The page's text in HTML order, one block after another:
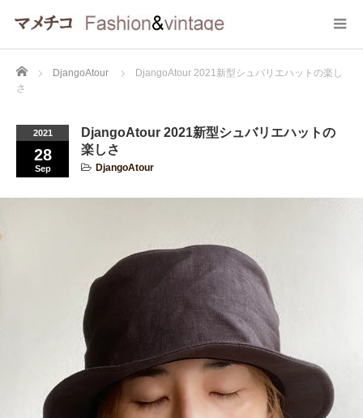
Home DjangoAtour
DjangoAtour 2021新型シュバリエハットの楽し
さ
2021
28
Sep
DjangoAtour 2021新型シュバリエハットの
楽しさ
DjangoAtour